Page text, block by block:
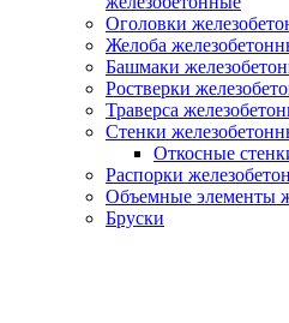
Оголовки
Желоба
Башмаки
Ростверки
Траверса
Стенки
Откосные
Распорки
Объемные элементы
Бруски